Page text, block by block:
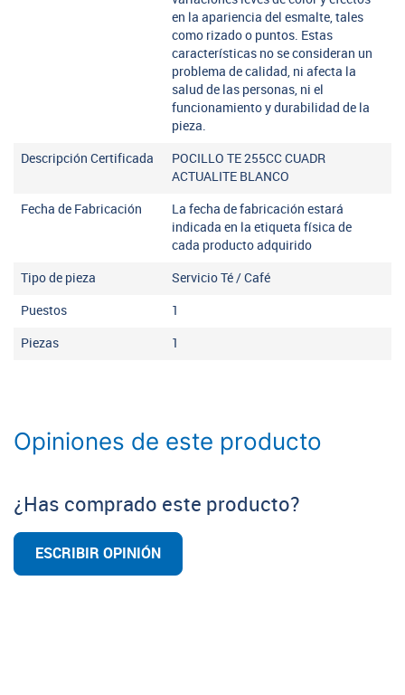
en la apariencia del esmalte, tales
como rizado o puntos. Estas
características no se consideran un
problema de calidad, ni afecta la
salud de las personas, ni el
funcionamiento y durabilidad de la
pieza.
Descripción Certificada
POCILLO TE 255CC CUADR
ACTUALITE BLANCO
Fecha de Fabricación
La fecha de fabricación estará
indicada en la etiqueta física de
cada producto adquirido
Tipo de pieza Servicio Té / Café
Puestos 1
Piezas 1
Opiniones de este producto
¿Has comprado este producto?
ESCRIBIR OPINIÓN